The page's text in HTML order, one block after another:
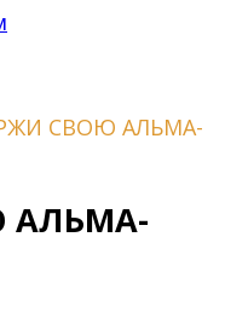
СВОЮ АЛЬМА-
АЛЬМА-